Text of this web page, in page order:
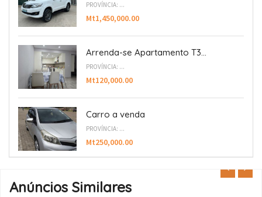
PROVÍNCIA: ...
Mt1,450,000.00
Arrenda-se Apartamento T3...
PROVÍNCIA: ...
Mt120,000.00
Carro a venda
PROVÍNCIA: ...
Mt250,000.00
Anúncios Similares